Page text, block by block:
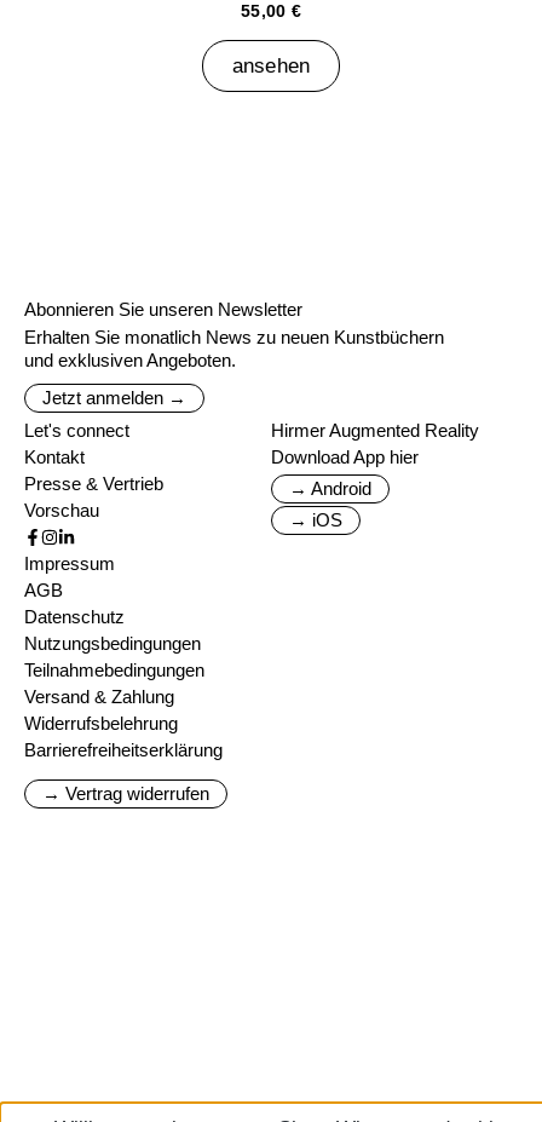
55,00 €
ansehen
Abonnieren Sie unseren Newsletter
Erhalten Sie monatlich News zu neuen Kunstbüchern
und exklusiven Angeboten.
Jetzt anmelden →
Let's connect
Kontakt
Presse & Vertrieb
Vorschau
Hirmer Augmented Reality
Download App hier
→ Android
→ iOS
Impressum
AGB
Datenschutz
Nutzungsbedingungen
Teilnahmebedingungen
Versand & Zahlung
Widerrufsbelehrung
Barrierefreiheitserklärung
→ Vertrag widerrufen